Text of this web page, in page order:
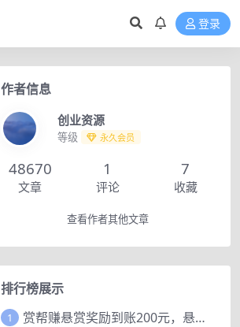
登录
作者信息
创业资源
等级 永久会员
48670
文章
1
评论
7
收藏
查看作者其他文章
排行榜展示
1 赏帮赚悬赏奖励到账200元，悬赏任务多劳多得，人人可做。